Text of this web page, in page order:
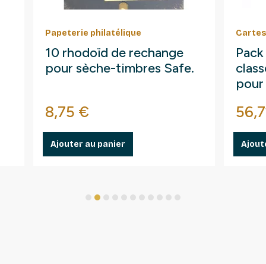
Papeterie philatélique
10 rhodoïd de rechange
pour sèche-timbres Safe.
Prix
8,75 €
Ajouter au panier
Prix